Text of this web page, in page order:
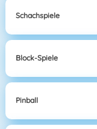
Schachspiele
Block-Spiele
Pinball